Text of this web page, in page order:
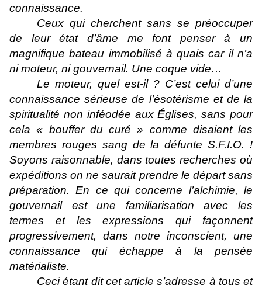
connaissance.
Ceux qui cherchent sans se préoccuper
de leur état d’âme me font penser à un
magnifique bateau immobilisé à quais car il n’a
ni moteur, ni gouvernail. Une coque vide…
Le moteur, quel est-il ? C’est celui d’une
connaissance sérieuse de l’ésotérisme et de la
spiritualité non inféodée aux Églises, sans pour
cela « bouffer du curé » comme disaient les
membres rouges sang de la défunte S.F.I.O. !
Soyons raisonnable, dans toutes recherches où
expéditions on ne saurait prendre le départ sans
préparation. En ce qui concerne l’alchimie, le
gouvernail est une familiarisation avec les
termes et les expressions qui façonnent
progressivement, dans notre inconscient, une
connaissance qui échappe à la pensée
matérialiste.
Ceci étant dit cet article s’adresse à tous et